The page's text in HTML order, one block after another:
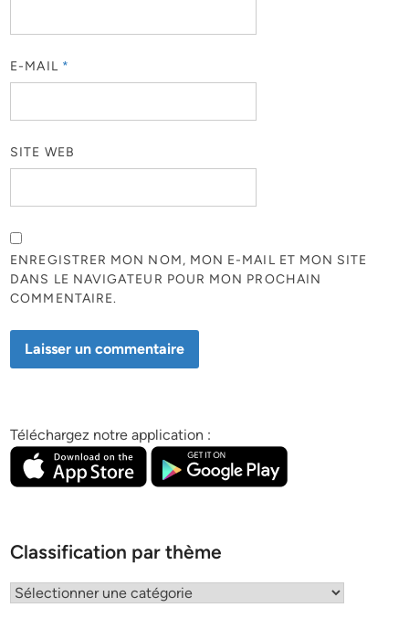
E-MAIL *
SITE WEB
ENREGISTRER MON NOM, MON E-MAIL ET MON SITE
DANS LE NAVIGATEUR POUR MON PROCHAIN
COMMENTAIRE.
Téléchargez notre application :
Classification par thème
Classification